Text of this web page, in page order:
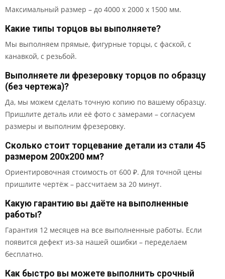
Максимальный размер – до 4000 x 2000 x 1500 мм.
Какие типы торцов вы выполняете?
Мы выполняем прямые, фигурные торцы, с фаской, с
канавкой, с резьбой.
Выполняете ли фрезеровку торцов по образцу
(без чертежа)?
Да, мы можем сделать точную копию по вашему образцу.
Пришлите деталь или её фото с замерами – согласуем
размеры и выполним фрезеровку.
Сколько стоит торцевание детали из стали 45
размером 200x200 мм?
Ориентировочная стоимость от 600 ₽. Для точной цены
пришлите чертёж – рассчитаем за 20 минут.
Какую гарантию вы даёте на выполненные
работы?
Гарантия 12 месяцев на все выполненные работы. Если
появится дефект из-за нашей ошибки – переделаем
бесплатно.
Как быстро вы можете выполнить срочный